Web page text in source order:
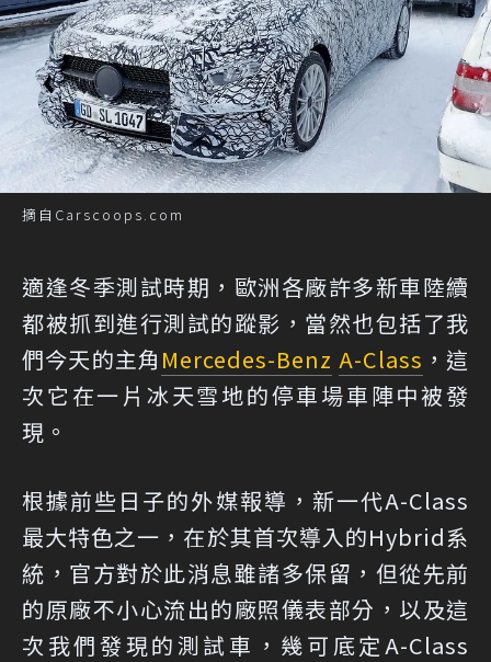
摘自Carscoops.com
適逢冬季測試時期，歐洲各廠許多新車陸續
都被抓到進行測試的蹤影，當然也包括了我
們今天的主角 Mercedes-Benz A-Class ，這
次它在一片冰天雪地的停車場車陣中被發
現。
根據前些日子的外媒報導，新一代A-Class
最大特色之一，在於其首次導入的Hybrid系
統，官方對於此消息雖諸多保留，但從先前
的原廠不小心流出的廠照儀表部分，以及這
次我們發現的測試車，幾可底定A-Class